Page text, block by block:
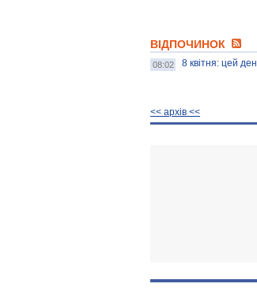
ВІДПОЧИНОК
08:02 8 квітня: цей
<< архiв <<